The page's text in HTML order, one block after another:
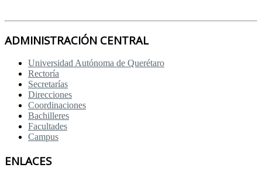
ADMINISTRACIÓN CENTRAL
Universidad Autónoma de Querétaro
Rectoría
Secretarías
Direcciones
Coordinaciones
Bachilleres
Facultades
Campus
ENLACES